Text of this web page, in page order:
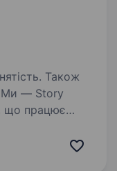
Також
що працює
які